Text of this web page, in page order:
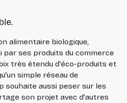
alimentaire biologique,
par ses produits du commerce
très étendu d'éco-produits et
simple réseau de
souhaite aussi peser sur les
son projet avec d'autres